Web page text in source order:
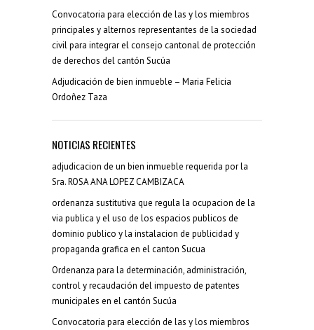
Convocatoria para elección de las y los miembros
principales y alternos representantes de la sociedad
civil para integrar el consejo cantonal de protección
de derechos del cantón Sucúa
Adjudicación de bien inmueble – Maria Felicia
Ordoñez Taza
NOTICIAS RECIENTES
adjudicacion de un bien inmueble requerida por la
Sra. ROSA ANA LOPEZ CAMBIZACA
ordenanza sustitutiva que regula la ocupacion de la
via publica y el uso de los espacios publicos de
dominio publico y la instalacion de publicidad y
propaganda grafica en el canton Sucua
Ordenanza para la determinación, administración,
control y recaudación del impuesto de patentes
municipales en el cantón Sucúa
Convocatoria para elección de las y los miembros